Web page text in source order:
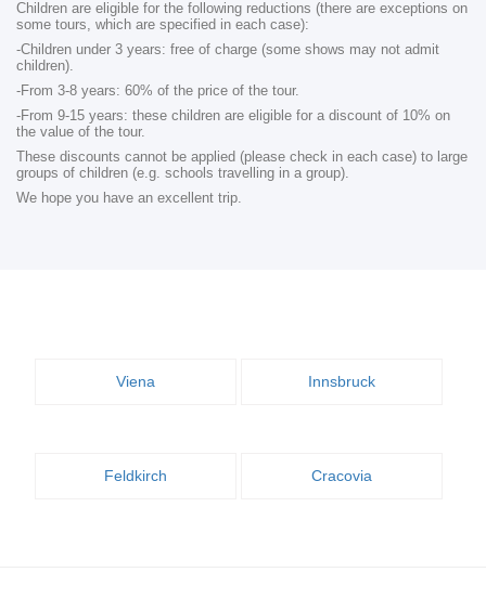
Children are eligible for the following reductions (there are exceptions on
some tours, which are specified in each case):
-Children under 3 years: free of charge (some shows may not admit
children).
-From 3-8 years: 60% of the price of the tour.
-From 9-15 years: these children are eligible for a discount of 10% on
the value of the tour.
These discounts cannot be applied (please check in each case) to large
groups of children (e.g. schools travelling in a group).
We hope you have an excellent trip.
Viena Innsbruck
Feldkirch Cracovia